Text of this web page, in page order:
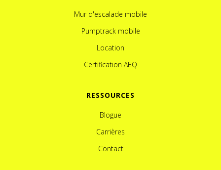
Mur d'escalade mobile
Pumptrack mobile
Location
Certification AEQ
RESSOURCES
Blogue
Carrières
Contact